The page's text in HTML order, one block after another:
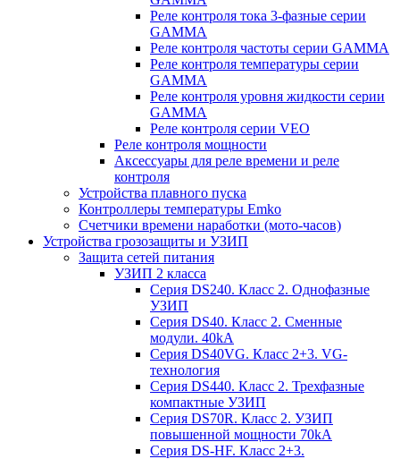
Реле контроля тока 3-фазные серии
GAMMA
Реле контроля частоты серии GAMMA
Реле контроля температуры серии
GAMMA
Реле контроля уровня жидкости серии
GAMMA
Реле контроля серии VEO
Реле контроля мощности
Аксессуары для реле времени и реле
контроля
Устройства плавного пуска
Контроллеры температуры Emko
Счетчики времени наработки (мото-часов)
Устройства грозозащиты и УЗИП
Защита сетей питания
УЗИП 2 класса
Серия DS240. Класс 2. Однофазные
УЗИП
Серия DS40. Класс 2. Сменные
модули. 40kA
Серия DS40VG. Класс 2+3. VG-
технология
Серия DS440. Класс 2. Трехфазные
компактные УЗИП
Серия DS70R. Класс 2. УЗИП
повышенной мощности 70kA
Серия DS-HF. Класс 2+3.